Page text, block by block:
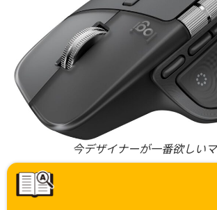
今デザイナーが一番欲しい